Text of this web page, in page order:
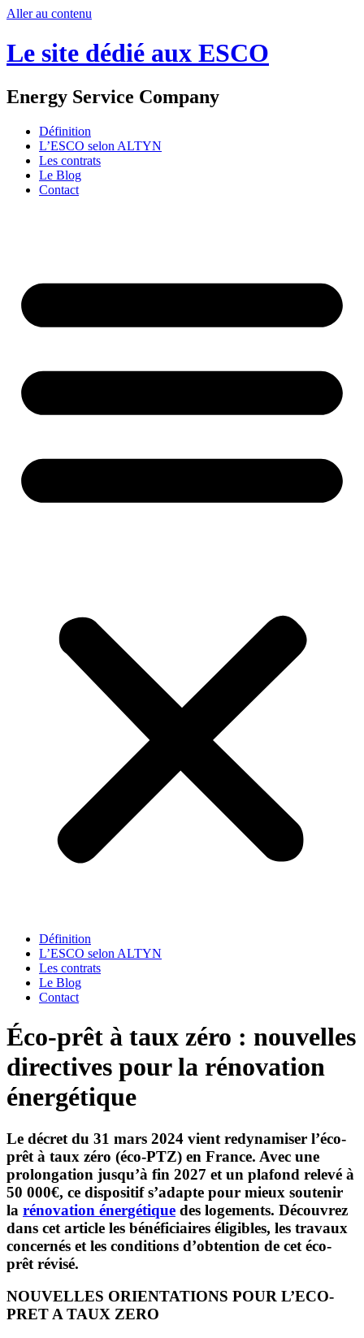
Aller au contenu
Le site dédié aux ESCO
Energy Service Company
Définition
L’ESCO selon ALTYN
Les contrats
Le Blog
Contact
Définition
L’ESCO selon ALTYN
Les contrats
Le Blog
Contact
Éco-prêt à taux zéro : nouvelles
directives pour la rénovation
énergétique
Le décret du 31 mars 2024 vient redynamiser l’éco-
prêt à taux zéro (éco-PTZ) en France. Avec une
prolongation jusqu’à fin 2027 et un plafond relevé à
50 000€, ce dispositif s’adapte pour mieux soutenir
la rénovation énergétique des logements. Découvrez
dans cet article les bénéficiaires éligibles, les travaux
concernés et les conditions d’obtention de cet éco-
prêt révisé.
NOUVELLES ORIENTATIONS POUR L’ECO-
PRET A TAUX ZERO